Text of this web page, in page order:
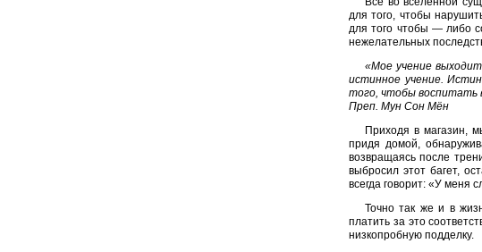
для того, чтобы
для того чтобы — либо
нежелательных
«Мое учение
истинное учение.
того, чтобы воспитать
Преп. Мун Сон Мён
Приходя в магазин,
придя домой,
возвращаясь после
выбросил этот багет,
всегда говорит: «У меня
Точно так же и в
платить за это
низкопробную подделку.